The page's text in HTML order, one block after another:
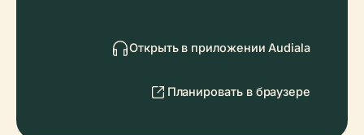
Открыть в приложении Audiala
Планировать в браузере